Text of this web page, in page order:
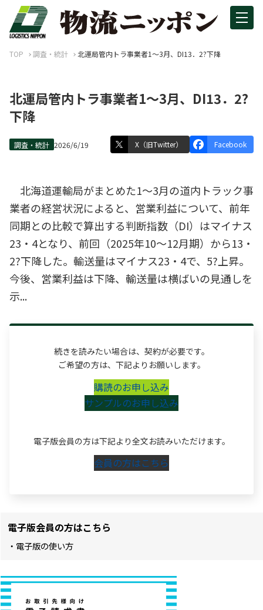
TOP 調査・統計 北運局管内トラ事業者1～3月、DI13．2?下降
北運局管内トラ事業者1～3月、DI13．2?
下降
調査・統計 2026/6/19 X（旧Twitter） Facebook
北海道運輸局がまとめた1～3月の道内トラック事
業者の経営状況によると、営業利益について、前年
同期との比較で算出する判断指数（DI）はマイナス
23・4となり、前回（2025年10～12月期）から13・
2?下降した。輸送量はマイナス23・4で、5?上昇。
今後、営業利益は下降、輸送量は横ばいの見通しを
示...
続きを読みたい場合は、契約が必要です。
ご希望の方は、下記よりお願いします。
購読のお申し込み
サンプルのお申し込み
電子版会員の方は下記より全文お読みいただけます。
会員の方はこちら
電子版会員の方はこちら
・電子版の使い方